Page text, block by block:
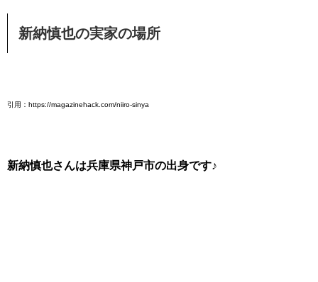
新納慎也の実家の場所
引用：https://magazinehack.com/niiro-sinya
新納慎也さんは兵庫県神戸市の出身です♪